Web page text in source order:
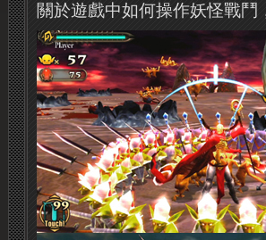
關於遊戲中如何操作妖怪戰